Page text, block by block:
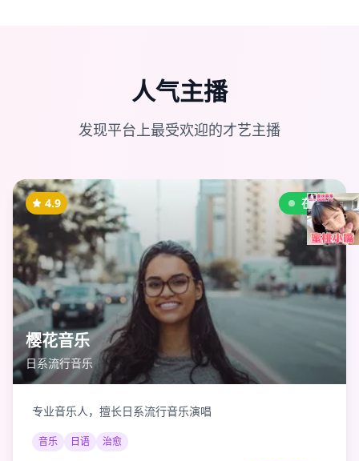
人气主播
发现平台上最受欢迎的才艺主播
在线
4.9
樱花音乐
日系流行音乐
专业音乐人，擅长日系流行音乐演唱
音乐 日语 治愈